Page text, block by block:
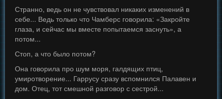
Странно, ведь он не чувствовал никаких изменений в
себе... Ведь только что Чамберс говорила: «Закройте
глаза, и сейчас мы вместе попытаемся заснуть», а
потом...
Стоп, а что было потом?
Она говорила про шум моря, галдящих птиц,
умиротворение... Гаррусу сразу вспомнился Палавен и
дом. Отец, тот смешной разговор с сестрой...